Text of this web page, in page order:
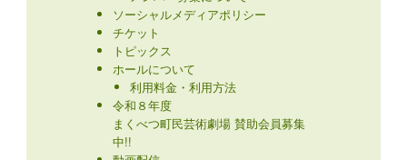
ソーシャルメディアポリシー
チケット
トピックス
ホールについて
利用料金・利用方法
令和８年度
まくべつ町民芸術劇場 賛助会員募集
中!!